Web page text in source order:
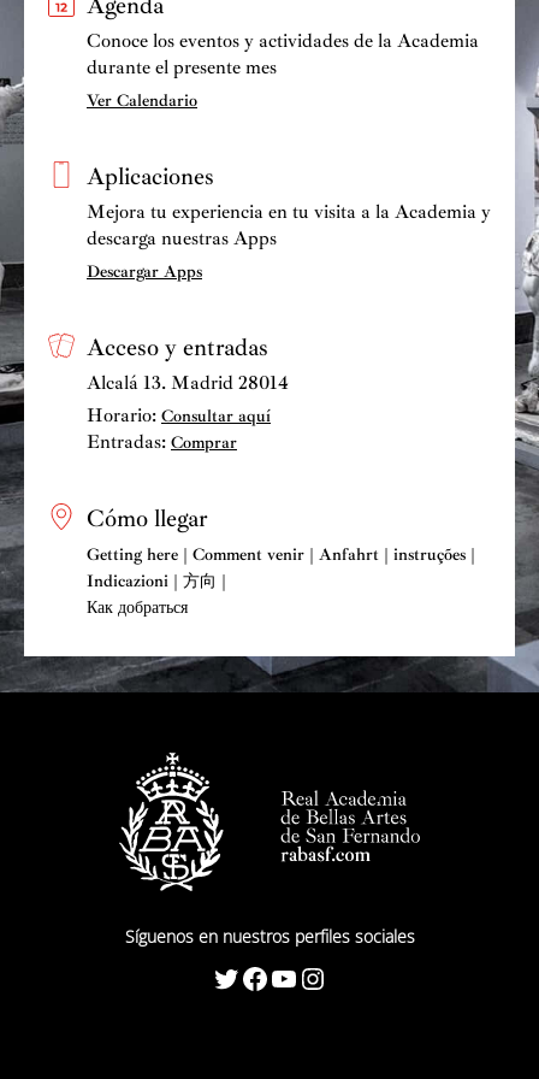
Conoce los eventos y actividades de la Academia
durante el presente mes
Ver Calendario
Aplicaciones
Mejora tu experiencia en tu visita a la Academia y
descarga nuestras Apps
Descargar Apps
Acceso y entradas
Alcalá 13. Madrid 28014
Horario: Consultar aquí
Entradas: Comprar
Cómo llegar
Getting here | Comment venir | Anfahrt | instruções |
Indicazioni | 方向 |
Как добраться
Síguenos en nuestros perfiles sociales
Twitter Facebook YouTube Instagram